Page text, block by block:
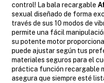
control! La bala recargable
sexual diseñado de forma
través de sus 10 modos de
permite una fácil
su potente motor
puede ajustar según tus
materiales seguros para el
práctica función recargable
asegura que siempre esté